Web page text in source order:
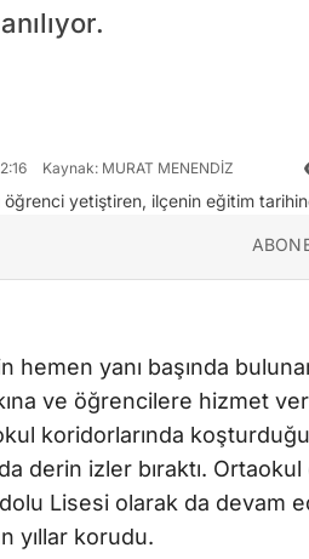
Kaynak: MURAT MENENDİZ
hemen yanı başında
ve öğrencilere hizmet
koridorlarında
derin izler bıraktı. Ortaokul
Lisesi olarak da devam
yıllar korudu.